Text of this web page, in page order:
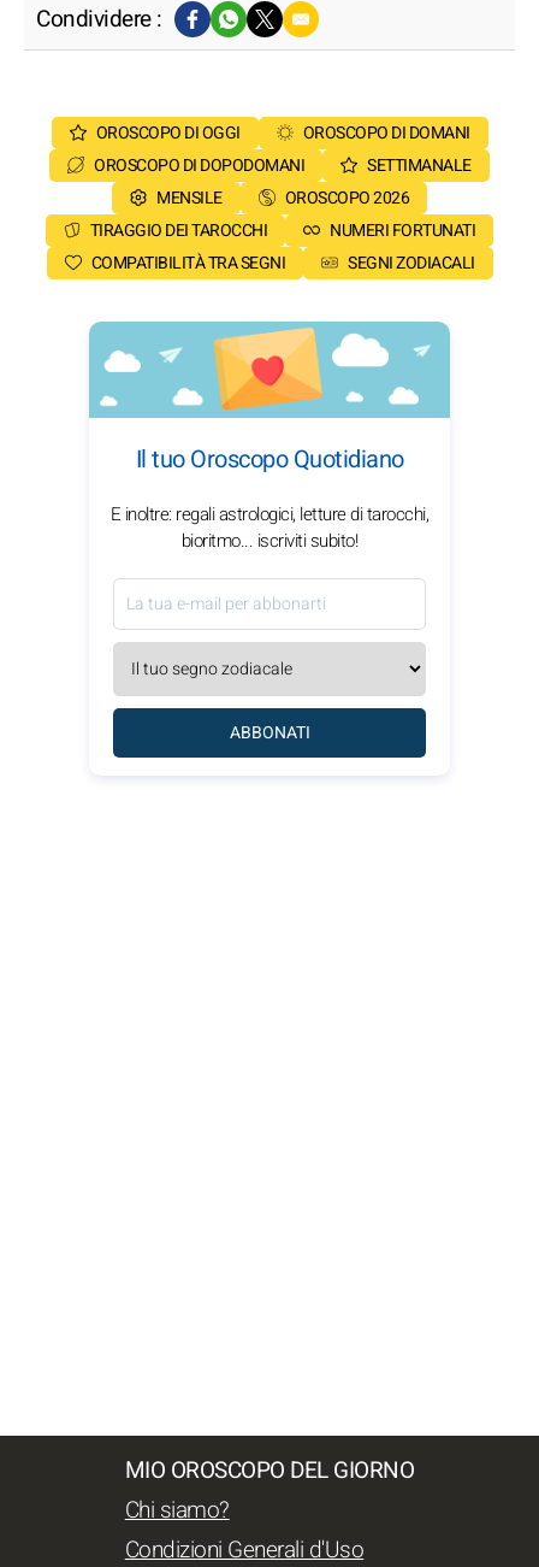
Condividere :
OROSCOPO DI OGGI
OROSCOPO DI DOMANI
OROSCOPO DI DOPODOMANI
SETTIMANALE
MENSILE
OROSCOPO 2026
TIRAGGIO DEI TAROCCHI
NUMERI FORTUNATI
COMPATIBILITÀ TRA SEGNI
SEGNI ZODIACALI
Il tuo Oroscopo Quotidiano
E inoltre: regali astrologici, letture di tarocchi,
bioritmo... iscriviti subito!
ABBONATI
MIO OROSCOPO DEL GIORNO
Chi siamo?
Condizioni Generali d'Uso